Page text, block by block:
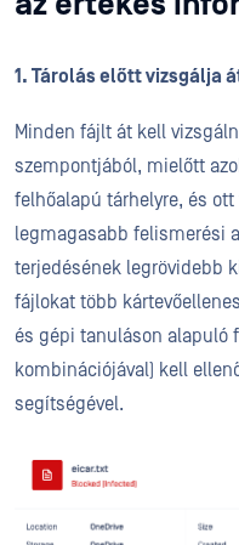
1. Tárolás előtt vizsgálja
Minden fájlt át kell
szempontjából, mielőtt
felhőalapú tárhelyre, és
legmagasabb felismerési
terjedésének legrövidebb
fájlokat több
és gépi tanuláson alapuló
kombinációjával) kell
segítségével.